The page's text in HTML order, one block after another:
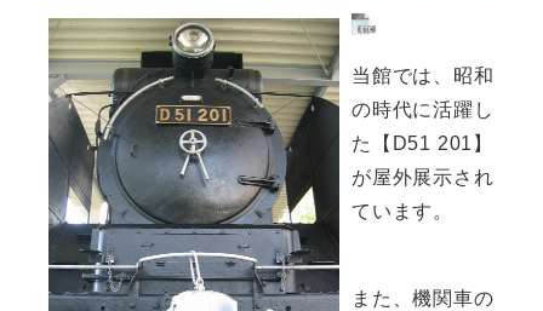
当館では、昭和
の時代に活躍し
た【D51 201】
が屋外展示され
ています。
また、機関車の